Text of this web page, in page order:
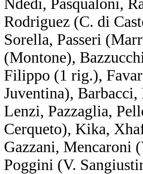
Ndedi, Pasqualoni,
Rodriguez (C. di
Sorella, Passeri
(Montone),
Filippo (1 rig.),
Juventina),
Lenzi, Pazzaglia,
Cerqueto), Kika,
Gazzani, Mencaroni
Poggini (V.